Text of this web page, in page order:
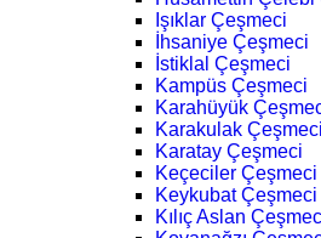
Işıklar Çeşmeci
İhsaniye Çeşmeci
İstiklal Çeşmeci
Kampüs Çeşmeci
Karahüyük
Karakulak Çeşmeci
Karatay Çeşmeci
Keçeciler Çeşmeci
Keykubat Çeşmeci
Kılıç Aslan